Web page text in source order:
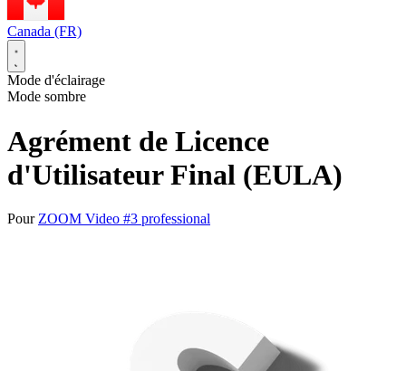
Canada (FR)
Mode d'éclairage
Mode sombre
Agrément de Licence
d'Utilisateur Final (EULA)
Pour ZOOM Video #3 professional